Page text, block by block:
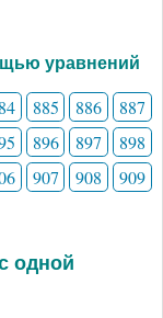
уравнений
885 886
887
896 897
898
907 908
909
одной